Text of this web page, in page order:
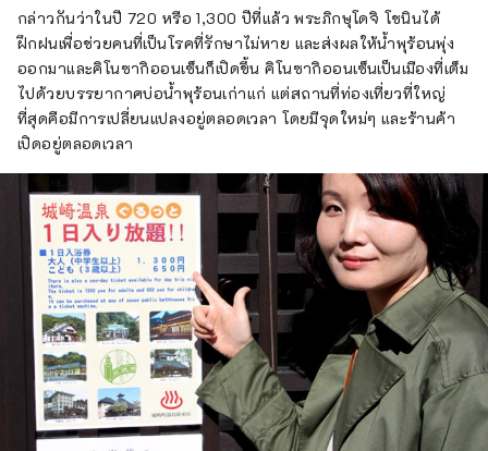
กล่าวกันว่าในปี 720 หรือ 1,300 ปีที่แล้ว พระภิกษุโดจิ โชนินได้
ฝึกฝนเพื่อช่วยคนที่เป็นโรคที่รักษาไม่หาย และส่งผลให้น้ำพุร้อนพุ่ง
ออกมาและคิโนซากิออนเซ็นก็เปิดขึ้น คิโนซากิออนเซ็นเป็นเมืองที่เต็ม
ไปด้วยบรรยากาศบ่อน้ำพุร้อนเก่าแก่ แต่สถานที่ท่องเที่ยวที่ใหญ่
ที่สุดคือมีการเปลี่ยนแปลงอยู่ตลอดเวลา โดยมีจุดใหม่ๆ และร้านค้า
เปิดอยู่ตลอดเวลา